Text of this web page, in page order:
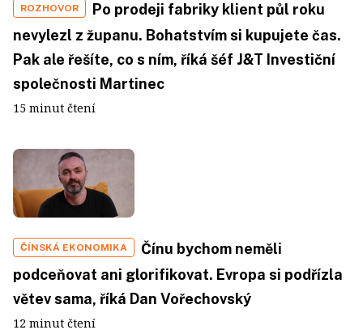
ROZHOVOR
Po prodeji fabriky klient půl roku
nevylezl z županu. Bohatstvím si kupujete čas.
Pak ale řešíte, co s ním, říká šéf J&T Investiční
společnosti Martinec
15 minut čtení
ČÍNSKÁ EKONOMIKA
Čínu bychom neměli
podceňovat ani glorifikovat. Evropa si podřízla
větev sama, říká Dan Vořechovský
12 minut čtení